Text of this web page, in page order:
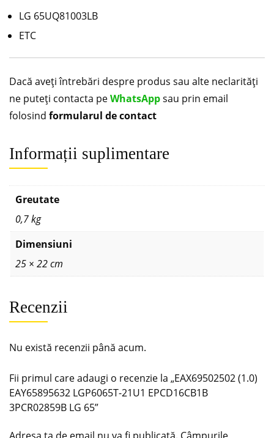
LG 65UQ81003LB
ETC
Dacă aveți întrebări despre produs sau alte neclarități
ne puteți contacta peWhatsAppsau prin email
folosind formularul de contact
Informații suplimentare
Greutate
0,7 kg
Dimensiuni
25 × 22 cm
Recenzii
Nu există recenzii până acum.
Fii primul care adaugi o recenzie la „EAX69502502 (1.0)
EAY65895632 LGP6065T-21U1 EPCD16CB1B
3PCR02859B LG 65”